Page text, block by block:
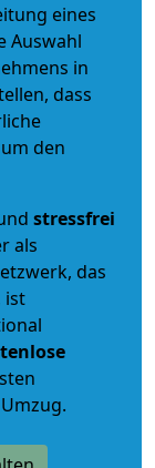
eines
Auswahl
in
dass
den
stressfrei
als
das
ist